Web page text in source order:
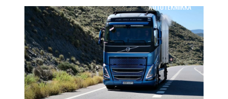
Vetyä
polttomoottoriin
AUTOTEKNIIKKA